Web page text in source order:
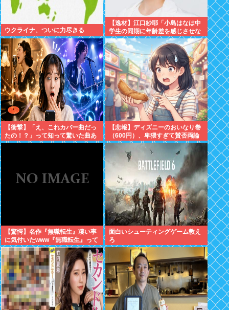
ウクライナ、ついに力尽きる
【逸材】江口紗耶「小島はなは中
学生の同期に年齢差を感じさせな
いように気を遣っているが、同期
2人は気づ
【衝撃】「え、これカバー曲だっ
たの！？」って知って驚いた曲あ
げてけ
【悲報】ディズニーのおいなり巻
（600円）、卑猥すぎて賛否両論
www
【驚愕】名作『無職転生』凄い事
に気付いたwww『無職転生』って
なろうっぽくないからおすすめっ
て言われたから見たのだけど…も
しかして…
面白いシューティングゲーム教え
ろ